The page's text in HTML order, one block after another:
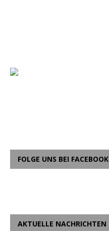
FOLGE UNS BEI FACEBOOK
AKTUELLE NACHRICHTEN